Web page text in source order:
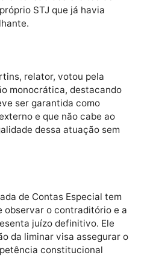
na 6ª vara Federal de
administrativo, alegando
pelo modelo de gestão
TRF da 4ª região, e a
a extensão dos efeitos de
relator, votou pela
monocrática, destacando